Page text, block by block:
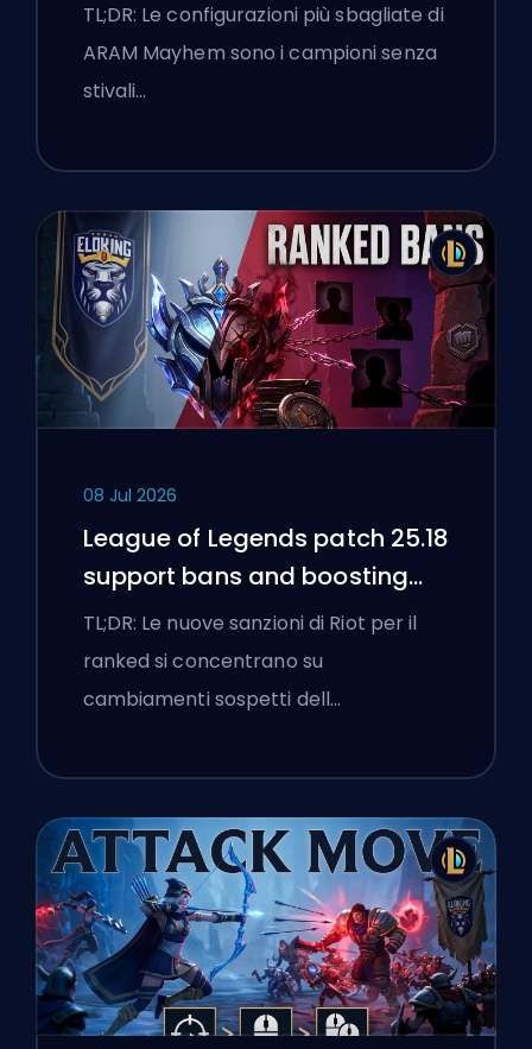
TL;DR: Le configurazioni più sbagliate di
ARAM Mayhem sono i campioni senza
stivali…
08 Jul 2026
League of Legends patch 25.18
support bans and boosting
flags
TL;DR: Le nuove sanzioni di Riot per il
ranked si concentrano su
cambiamenti sospetti dell…